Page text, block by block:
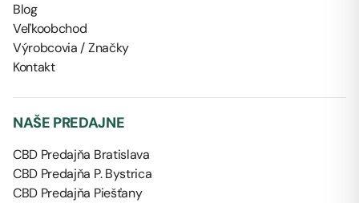
Blog
Veľkoobchod
Výrobcovia / Značky
Kontakt
NAŠE PREDAJNE
CBD Predajňa Bratislava
CBD Predajňa P. Bystrica
CBD Predajňa Piešťany